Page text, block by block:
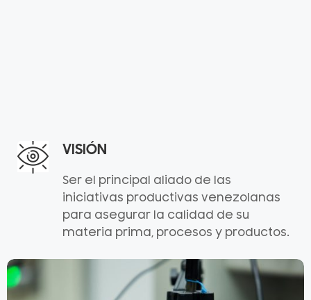
VISIÓN
Ser el principal aliado de las
iniciativas productivas venezolanas
para asegurar la calidad de su
materia prima, procesos y productos.